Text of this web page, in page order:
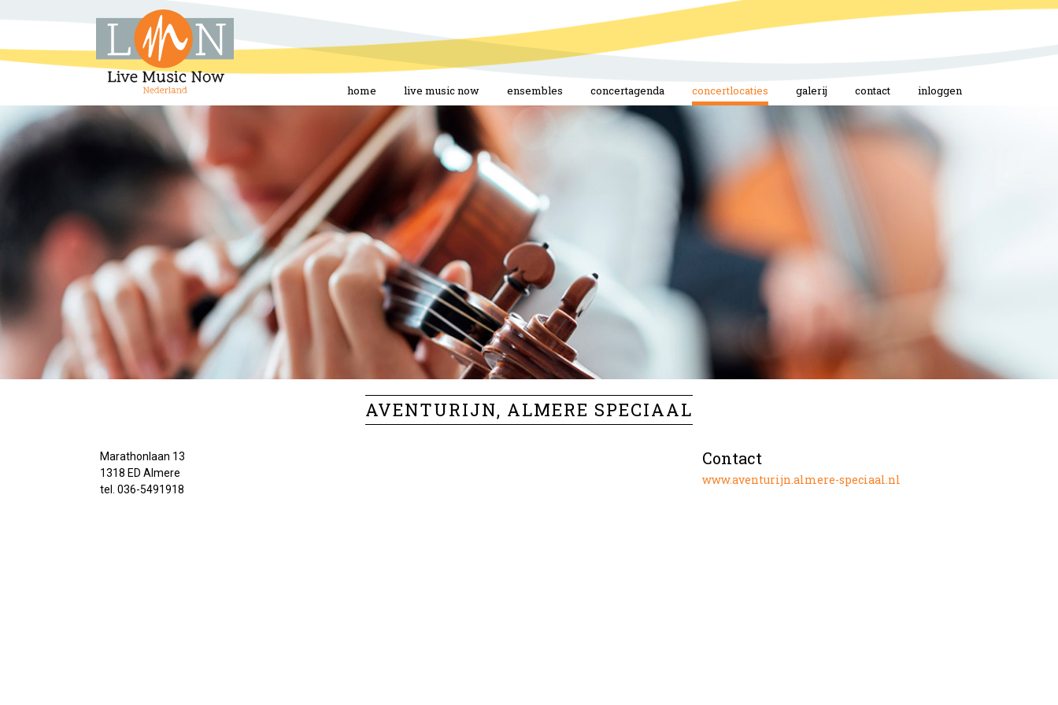
home live music now ensembles concertagenda concertlocaties galerij contact inloggen
AVENTURIJN, ALMERE SPECIAAL
Marathonlaan 13
1318 ED Almere
tel. 036-5491918
Contact
www.aventurijn.almere-speciaal.nl